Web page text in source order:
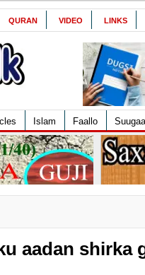
QURAN VIDEO LINKS
Islam Faallo
aadan shirka